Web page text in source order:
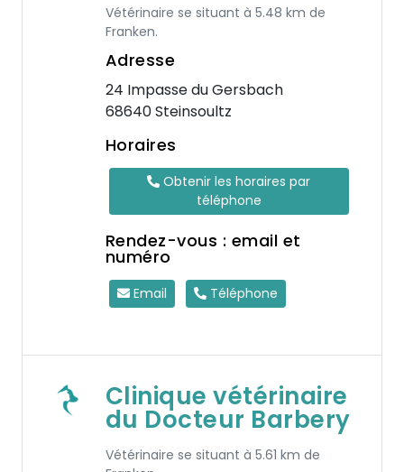
Vétérinaire se situant à 5.48 km de
Franken.
Adresse
24 Impasse du Gersbach
68640 Steinsoultz
Horaires
Obtenir les horaires par
téléphone
Rendez-vous : email et
numéro
Email Téléphone
Clinique vétérinaire
du Docteur Barbery
Vétérinaire se situant à 5.61 km de